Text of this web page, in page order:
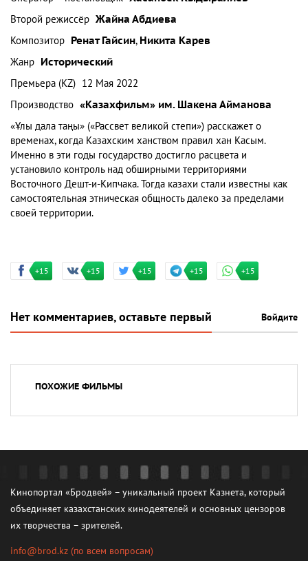
Второй режиссёр Жайна Абдиева
Композитор Ренат Гайсин, Никита Карев
Жанр Исторический
Премьера (KZ) 12 Мая 2022
Производство «Казахфильм» им. Шакена Айманова
«Ұлы дала таңы» («Рассвет великой степи») расскажет о
временах, когда Казахским ханством правил хан Касым.
Именно в эти годы государство достигло расцвета и
установило контроль над обширными территориями
Восточного Дешт-и-Кипчака. Тогда казахи стали известны как
самостоятельная этническая общность далеко за пределами
своей территории.
+15 +15 +15 +15 +15
Нет комментариев, оставьте первый Войдите
ПОХОЖИЕ ФИЛЬМЫ
Кинопортал «Бродвей» – уникальный проект Казнета, который
объединяет казахстанских кинодеятелей и основных цензоров
их творчества – зрителей.
info@brod.kz (по всем вопросам)